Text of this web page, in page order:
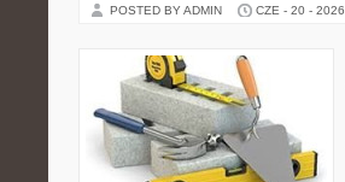
POSTED BY ADMIN CZE - 20 - 2026